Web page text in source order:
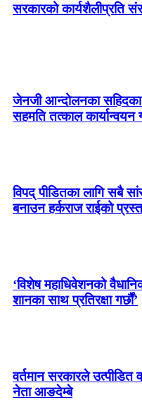
सरकारको कार्यशैलीप्रति
जेनजी आन्दोलनका सहिदका
सहमति तत्काल कार्यान्वयन
विपद् पीडितका लागि सबै
बनाउन हर्कराज राईको
‘विशेष महाधिवेशनको
शानका साथ प्रतिरक्षा गर्छौं’
वर्तमान सरकारले उत्पीडित
नेता आङदेम्बे